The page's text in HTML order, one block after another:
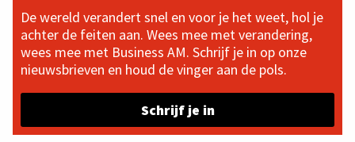
De wereld verandert snel en voor je het weet, hol je
achter de feiten aan. Wees mee met verandering,
wees mee met Business AM. Schrijf je in op onze
nieuwsbrieven en houd de vinger aan de pols.
Schrijf je in